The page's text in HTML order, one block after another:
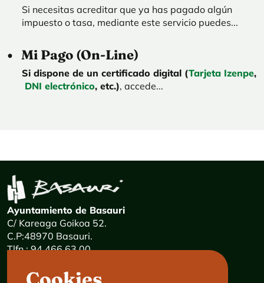
Si necesitas acreditar que ya has pagado algún
impuesto o tasa, mediante este servicio puedes...
Mi Pago (On-Line)
Si dispone de un certificado digital (Tarjeta Izenpe,
DNI electrónico, etc.), accede...
Ayuntamiento de Basauri
C/ Kareaga Goikoa 52.
C.P:48970 Basauri.
Tlfn.: 94 466 63 00
E-mail: haz@basauri.eus